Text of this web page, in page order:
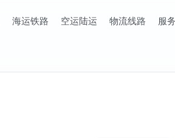
海运铁路 空运陆运 物流线路 服